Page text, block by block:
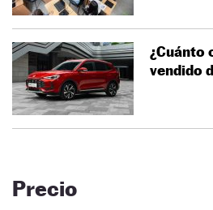
¿Cuánto
vendido
Precio